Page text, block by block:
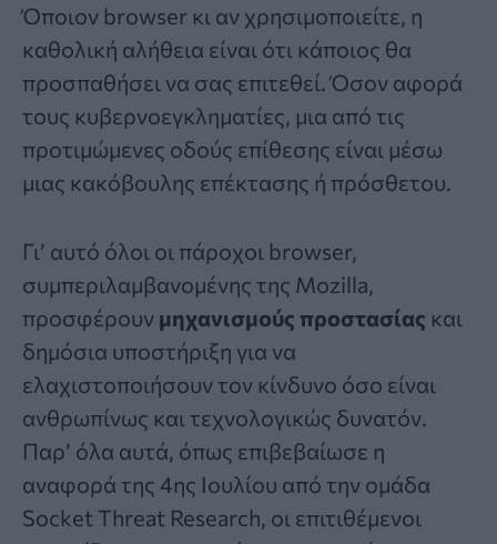
Όποιον browser κι αν χρησιμοποιείτε, η
καθολική αλήθεια είναι ότι κάποιος θα
προσπαθήσει να σας επιτεθεί. Όσον αφορά
τους κυβερνοεγκληματίες, μια από τις
προτιμώμενες οδούς επίθεσης είναι μέσω
μιας κακόβουλης επέκτασης ή πρόσθετου.
Γι’ αυτό όλοι οι πάροχοι browser,
συμπεριλαμβανομένης της Mozilla,
προσφέρουν μηχανισμούς προστασίας και
δημόσια υποστήριξη για να
ελαχιστοποιήσουν τον κίνδυνο όσο είναι
ανθρωπίνως και τεχνολογικώς δυνατόν.
Παρ’ όλα αυτά, όπως επιβεβαίωσε η
αναφορά της 4ης Ιουλίου από την ομάδα
Socket Threat Research, οι επιτιθέμενοι